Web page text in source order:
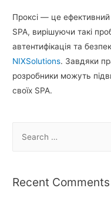
Проксі — це ефективний
SPA, вирішуючи такі
автентифікація та
NIXSolutions. Завдяки
розробники можуть
своїх SPA.
rRecent Comments